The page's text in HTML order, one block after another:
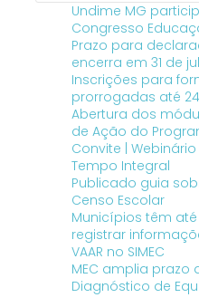
Undime MG
Congresso
Prazo para
encerra em 31 de
Inscrições para
prorrogadas até
Abertura dos
de Ação do
Convite |
Tempo Integral
Publicado guia
Censo Escolar
Municípios têm
registrar
VAAR no SIMEC
MEC amplia
Diagnóstico de